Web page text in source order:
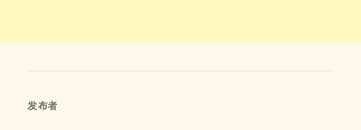
发布者